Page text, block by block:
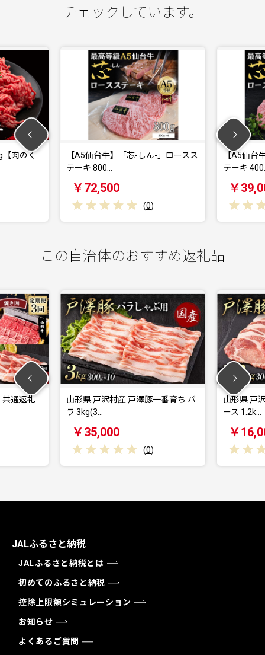
チェックしています。
牛】「芯-しん-」ロースス
【A5仙台牛】「芯-しん-」ロースス
この自治体のおすすめ返礼品
山形県 戸沢村産 戸澤豚一番育ち バ
￥35,000
(0 )
山形県 戸沢村産 戸澤
￥16,000
(
JALふるさと納税
JALふるさと納税とは
初めてのふるさと納税
控除上限額シミュレーション
お知らせ
よくあるご質問